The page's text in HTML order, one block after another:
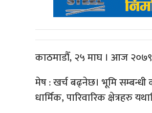
काठमाडौँ, २५ माघ । आज
मेष : खर्च बढ्नेछ। भूमि
धार्मिक, पारिवारिक क्षेत्रहरु